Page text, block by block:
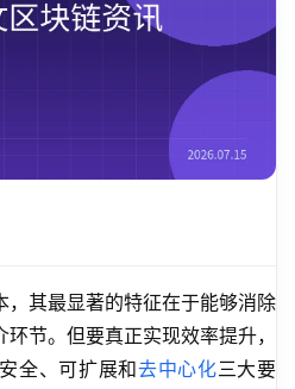
，其最显著的特征在于能够消除
节。但要真正实现效率提升，
全、可扩展和去中心化三大要